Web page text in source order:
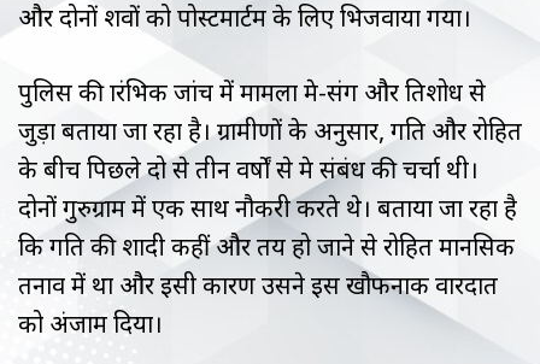
और दोनों शवों को पोस्टमार्टम के लिए भिजवाया गया।
पुलिस की प्रारंभिक जांच में मामला प्रेम-प्रसंग और प्रतिशोध से
जुड़ा बताया जा रहा है। ग्रामीणों के अनुसार, प्रगति और रोहित
के बीच पिछले दो से तीन वर्षों से प्रेम संबंध की चर्चा थी।
दोनों गुरुग्राम में एक साथ नौकरी करते थे। बताया जा रहा है
कि प्रगति की शादी कहीं और तय हो जाने से रोहित मानसिक
तनाव में था और इसी कारण उसने इस खौफनाक वारदात
को अंजाम दिया।